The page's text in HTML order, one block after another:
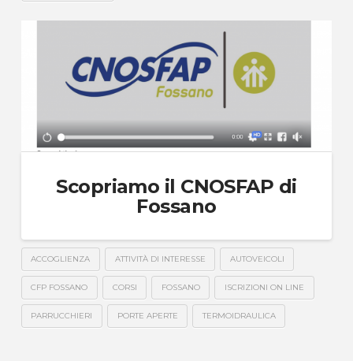
Scopriamo il CNOSFAP di
Fossano
ACCOGLIENZA ATTIVITÀ DI INTERESSE AUTOVEICOLI
CFP FOSSANO CORSI FOSSANO ISCRIZIONI ON LINE
PARRUCCHIERI PORTE APERTE TERMOIDRAULICA